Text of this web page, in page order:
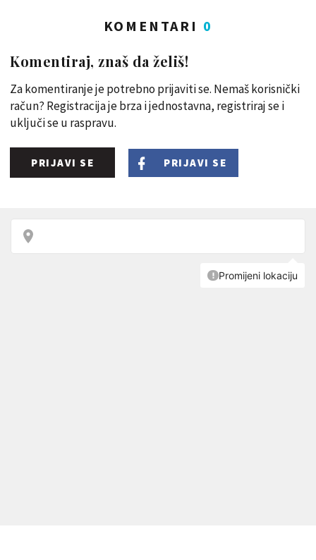
KOMENTARI 0
Komentiraj, znaš da želiš!
Za komentiranje je potrebno prijaviti se. Nemaš korisnički
račun? Registracija je brza i jednostavna, registriraj se i
uključi se u raspravu.
PRIJAVI SE PRIJAVI SE